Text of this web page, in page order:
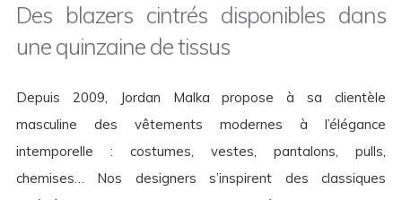
Des blazers cintrés disponibles dans
une quinzaine de tissus
Depuis 2009, Jordan Malka propose à sa clientèle
masculine des vêtements modernes à l’élégance
intemporelle : costumes, vestes, pantalons, pulls,
chemises… Nos designers s’inspirent des classiques